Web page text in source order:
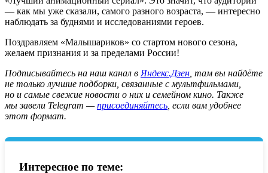
— как мы уже сказали, самого разного возраста, — интересно
наблюдать за буднями и исследованиями героев.
Поздравляем «Малышариков» со стартом нового сезона,
желаем признания и за пределами России!
Подписывайтесь на наш канал в Яндекс.Дзен , там вы найдёте
не только лучшие подборки, связанные с мультфильмами,
но и самые свежие новости о них и семейном кино. Также
мы завели Telegram — присоединяйтесь , если вам удобнее
этот формат.
Интересное по теме: